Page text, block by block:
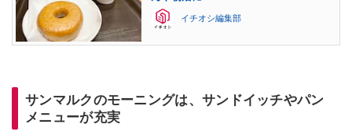
イチオシ編集部
サンマルクのモーニングは、サンドイッチやパン
メニューが充実